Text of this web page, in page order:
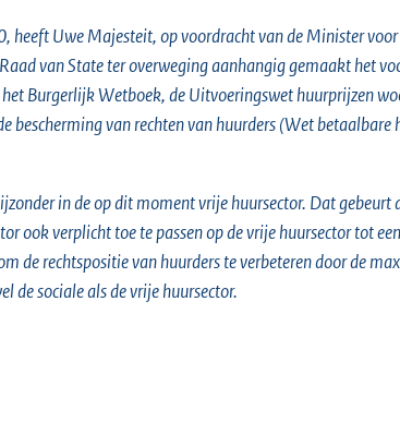
Uwe Majesteit, op voordracht van de Minister
van State ter overweging aanhangig gemaakt het
Burgerlijk Wetboek, de Uitvoeringswet huurprijzen
bescherming van rechten van huurders (Wet
in de op dit moment vrije huursector. Dat gebeurt
ook verplicht toe te passen op de vrije huursector tot
de rechtspositie van huurders te verbeteren door de
de sociale als de vrije huursector.